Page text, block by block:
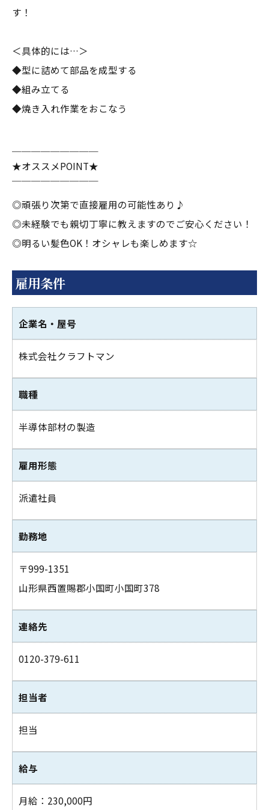
す！
＜具体的には…＞
◆型に詰めて部品を成型する
◆組み立てる
◆焼き入れ作業をおこなう
★オススメPOINT★
￣￣￣￣￣￣￣￣￣
◎頑張り次第で直接雇用の可能性あり♪
◎未経験でも親切丁寧に教えますのでご安心ください！
◎明るい髪色OK！オシャレも楽しめます☆
雇用条件
企業名・屋号
株式会社クラフトマン
職種
半導体部材の製造
雇用形態
派遣社員
勤務地
〒999-1351
山形県西置賜郡小国町小国町378
連絡先
0120-379-611
担当者
担当
給与
月給：230,000円